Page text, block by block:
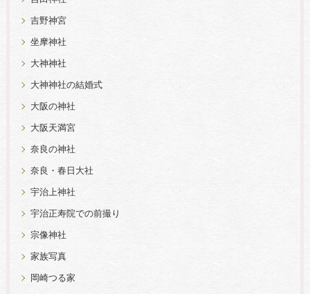
吉野神宮
坐摩神社
大神神社
大神神社の結婚式
大阪の神社
大阪天満宮
奈良の神社
奈良・春日大社
宇治上神社
宇治正寿院での前撮り
宗像神社
家族写真
岡崎つる家